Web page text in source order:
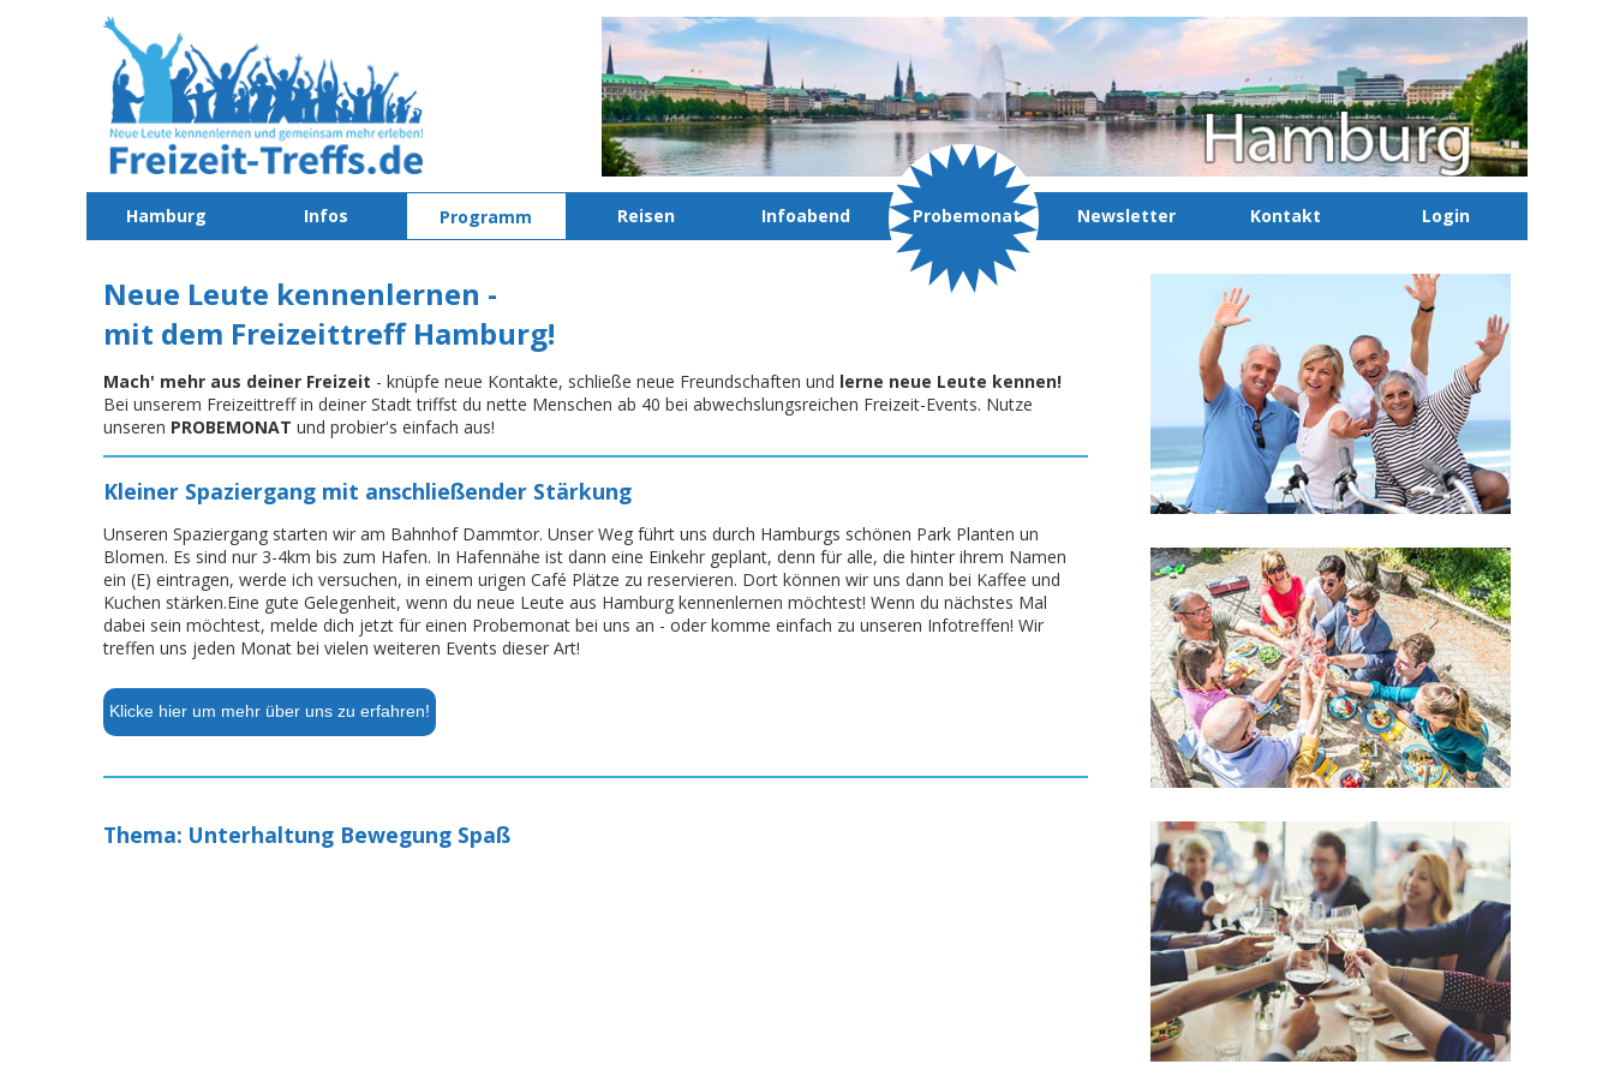
Hamburg Infos Programm Reisen Infoabend Probemonat Newsletter Kontakt Login
Neue Leute kennenlernen -
mit dem Freizeittreff Hamburg!
Mach' mehr aus deiner Freizeit - knüpfe neue Kontakte, schließe neue Freundschaften und lerne neue Leute kennen!
Bei unserem Freizeittreff in deiner Stadt triffst du nette Menschen ab 40 bei abwechslungsreichen Freizeit-Events. Nutze
unseren PROBEMONAT und probier's einfach aus!
Kleiner Spaziergang mit anschließender Stärkung
Unseren Spaziergang starten wir am Bahnhof Dammtor. Unser Weg führt uns durch Hamburgs schönen Park Planten un
Blomen. Es sind nur 3-4km bis zum Hafen. In Hafennähe ist dann eine Einkehr geplant, denn für alle, die hinter ihrem Namen
ein (E) eintragen, werde ich versuchen, in einem urigen Café Plätze zu reservieren. Dort können wir uns dann bei Kaffee und
Kuchen stärken.Eine gute Gelegenheit, wenn du neue Leute aus Hamburg kennenlernen möchtest! Wenn du nächstes Mal
dabei sein möchtest, melde dich jetzt für einen Probemonat bei uns an - oder komme einfach zu unseren Infotreffen! Wir
treffen uns jeden Monat bei vielen weiteren Events dieser Art!
Klicke hier um mehr über uns zu erfahren!
Thema: Unterhaltung Bewegung Spaß